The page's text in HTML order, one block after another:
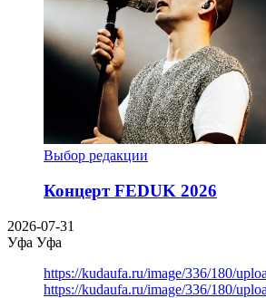
Выбор редакции
Концерт FEDUK 2026
2026-07-31
Уфа Уфа
https://kudaufa.ru/image/336/180/
https://kudaufa.ru/image/336/180/